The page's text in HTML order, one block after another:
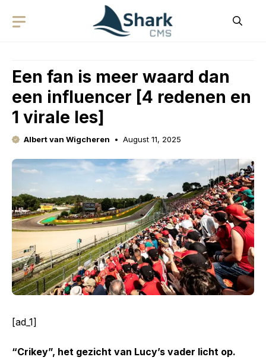
Een fan is meer waard dan
een influencer [4 redenen en
1 virale les]
Albert van Wigcheren August 11, 2025
[ad_1]
“Crikey”, het gezicht van Lucy’s vader licht op.